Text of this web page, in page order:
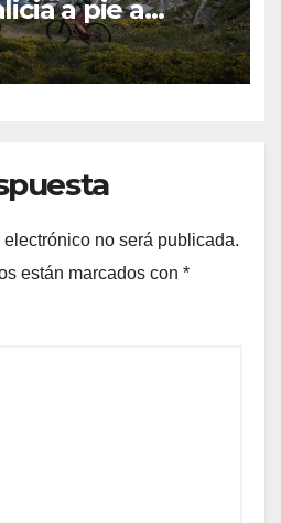
a pie a
de 1.300
no será publicada.
están marcados con *